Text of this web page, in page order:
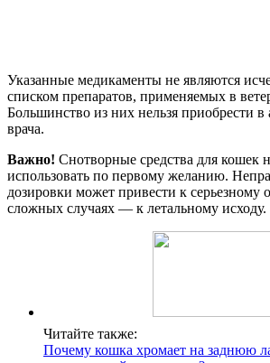
Указанные медикаменты не являются
списком препаратов, применяемых в
Большинство из них нельзя приобрести в
врача.
Важно! Снотворные средства для кошек
использовать по первому желанию.
дозировки может привести к серьезному
сложных случаях — к летальному исходу.
Читайте также:
Почему кошка хромает на заднюю